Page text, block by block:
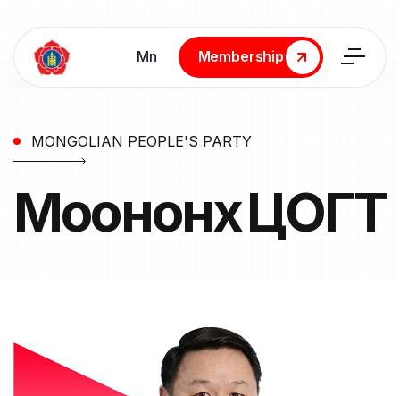
Мn
Membership
Membership
MONGOLIAN PEOPLE'S PARTY
Моононхүү ЦОГТ